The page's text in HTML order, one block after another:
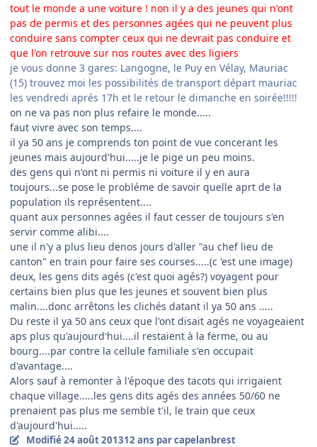
tout le monde a une voiture ! non il y a des jeunes qui n'ont
pas de permis et des personnes agées qui ne peuvent plus
conduire sans compter ceux qui ne devrait pas conduire et
que l'on retrouve sur nos routes avec des ligiers
je vous donne 3 gares: Langogne, le Puy en Vélay, Mauriac
(15) trouvez moi les possibilités de transport départ mauriac
les vendredi aprés 17h et le retour le dimanche en soirée!!!!!
on ne va pas non plus refaire le monde.....
faut vivre avec son temps....
il ya 50 ans je comprends ton point de vue concerant les
jeunes mais aujourd'hui.....je le pige un peu moins.
des gens qui n'ont ni permis ni voiture il y en aura
toujours...se pose le probléme de savoir quelle aprt de la
population ils représentent....
quant aux personnes agées il faut cesser de toujours s'en
servir comme alibi....
une il n'y a plus lieu denos jours d'aller "au chef lieu de
canton" en train pour faire ses courses.....(c 'est une image)
deux, les gens dits agés (c'est quoi agés?) voyagent pour
certains bien plus que les jeunes et souvent bien plus
malin....donc arrêtons les clichés datant il ya 50 ans .....
Du reste il ya 50 ans ceux que l'ont disait agés ne voyageaient
aps plus qu'aujourd'hui....il restaient à la ferme, ou au
bourg....par contre la cellule familiale s'en occupait
d'avantage....
Alors sauf à remonter à l'époque des tacots qui irrigaient
chaque village.....les gens dits agés des années 50/60 ne
prenaient pas plus me semble t'il, le train que ceux
d'aujourd'hui.....
Modifié24 août 201312 ans par capelanbrest